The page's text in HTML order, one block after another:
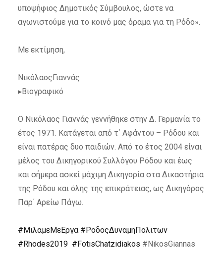
υποψήφιος Δημοτικός Σύμβουλος, ώστε να
αγωνιστούμε για το κοινό μας όραμα για τη Ρόδο».
Με εκτίμηση,
ΝικόλαοςΓιαννάς
▸Βιογραφικό
Ο Νικόλαος Γιαννάς γεννήθηκε στην Δ. Γερμανία το
έτος 1971. Κατάγεται από τ΄ Αφάντου – Ρόδου και
είναι πατέρας δυο παιδιών. Από το έτος 2004 είναι
μέλος του Δικηγορικού Συλλόγου Ρόδου και έως
και σήμερα ασκεί μάχιμη Δικηγορία στα Δικαστήρια
της Ρόδου και όλης της επικράτειας, ως Δικηγόρος
Παρ΄ Αρείω Πάγω.
#ΜιλαμεΜεΕργα #ΡοδοςΔυναμηΠολιτων
#Rhodes2019 #FotisChatzidiakos #NikosGiannas